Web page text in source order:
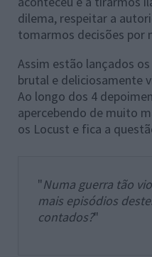
dilema, respeitar a
tomarmos decisões por
Assim estão lançados
brutal e deliciosamente
Ao longo dos 4
apercebendo de muito
os Locust e fica a
"Numa guerra tão
mais episódios
contados?"